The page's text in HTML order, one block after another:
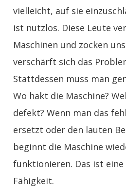
vielleicht, auf sie
ist nutzlos. Diese Leute
Maschinen und zocken
verschärft sich das
Stattdessen muss man
Wo hakt die Maschine?
defekt? Wenn man das
ersetzt oder den lauten
beginnt die Maschine
funktionieren. Das ist
Fähigkeit.